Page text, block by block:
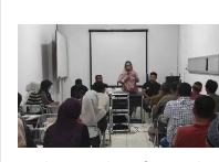
n
t
u
k
h
g
a
a